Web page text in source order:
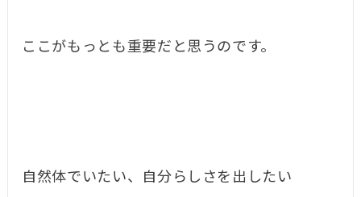
ここがもっとも重要だと思うのです。
自然体でいたい、自分らしさを出したい